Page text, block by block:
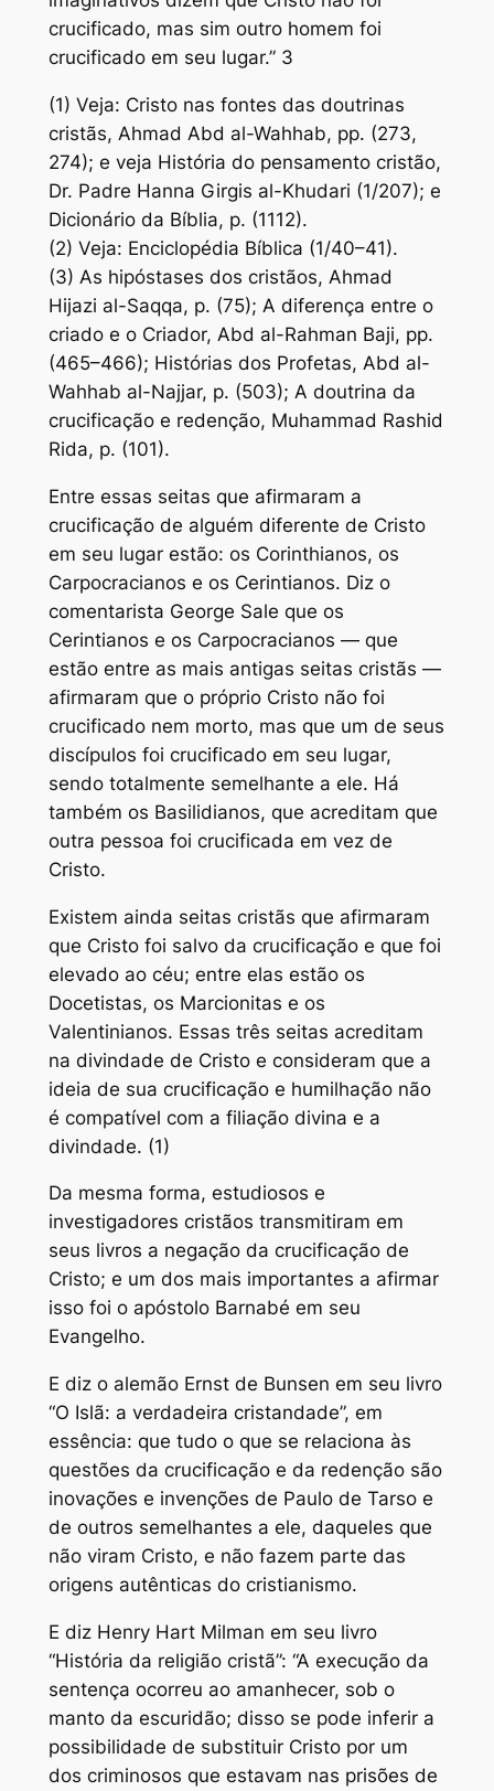
crucificado, mas sim outro homem foi
crucificado em seu lugar.” 3
(1) Veja: Cristo nas fontes das doutrinas
cristãs, Ahmad Abd al-Wahhab, pp. (273,
274); e veja História do pensamento cristão,
Dr. Padre Hanna Girgis al-Khudari (1/207); e
Dicionário da Bíblia, p. (1112).
(2) Veja: Enciclopédia Bíblica (1/40–41).
(3) As hipóstases dos cristãos, Ahmad
Hijazi al-Saqqa, p. (75); A diferença entre o
criado e o Criador, Abd al-Rahman Baji, pp.
(465–466); Histórias dos Profetas, Abd al-
Wahhab al-Najjar, p. (503); A doutrina da
crucificação e redenção, Muhammad Rashid
Rida, p. (101).
Entre essas seitas que afirmaram a
crucificação de alguém diferente de Cristo
em seu lugar estão: os Corinthianos, os
Carpocracianos e os Cerintianos. Diz o
comentarista George Sale que os
Cerintianos e os Carpocracianos — que
estão entre as mais antigas seitas cristãs —
afirmaram que o próprio Cristo não foi
crucificado nem morto, mas que um de seus
discípulos foi crucificado em seu lugar,
sendo totalmente semelhante a ele. Há
também os Basilidianos, que acreditam que
outra pessoa foi crucificada em vez de
Cristo.
Existem ainda seitas cristãs que afirmaram
que Cristo foi salvo da crucificação e que foi
elevado ao céu; entre elas estão os
Docetistas, os Marcionitas e os
Valentinianos. Essas três seitas acreditam
na divindade de Cristo e consideram que a
ideia de sua crucificação e humilhação não
é compatível com a filiação divina e a
divindade. (1)
Da mesma forma, estudiosos e
investigadores cristãos transmitiram em
seus livros a negação da crucificação de
Cristo; e um dos mais importantes a afirmar
isso foi o apóstolo Barnabé em seu
Evangelho.
E diz o alemão Ernst de Bunsen em seu livro
“O Islã: a verdadeira cristandade”, em
essência: que tudo o que se relaciona às
questões da crucificação e da redenção são
inovações e invenções de Paulo de Tarso e
de outros semelhantes a ele, daqueles que
não viram Cristo, e não fazem parte das
origens autênticas do cristianismo.
E diz Henry Hart Milman em seu livro
“História da religião cristã”: “A execução da
sentença ocorreu ao amanhecer, sob o
manto da escuridão; disso se pode inferir a
possibilidade de substituir Cristo por um
dos criminosos que estavam nas prisões de